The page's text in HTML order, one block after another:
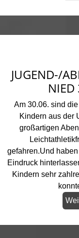
JUGEND-/
Am 30.06. sind
Kindern aus der
großartigen
gefahren.Und
Eindruck
Kindern sehr